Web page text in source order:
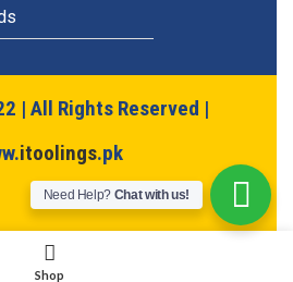
| All Rights Reserved |
itoolings.pk
Need Help? Chat with us!
Shop